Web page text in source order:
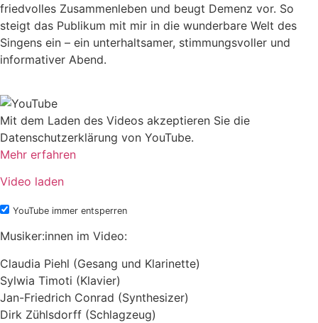
friedvolles Zusammenleben und beugt Demenz vor. So
steigt das Publikum mit mir in die wunderbare Welt des
Singens ein – ein unterhaltsamer, stimmungsvoller und
informativer Abend.
Mit dem Laden des Videos akzeptieren Sie die
Datenschutzerklärung von YouTube.
Mehr erfahren
Video laden
YouTube immer entsperren
Musiker:innen im Video:
Claudia Piehl (Gesang und Klarinette)
Sylwia Timoti (Klavier)
Jan-Friedrich Conrad (Synthesizer)
Dirk Zühlsdorff (Schlagzeug)